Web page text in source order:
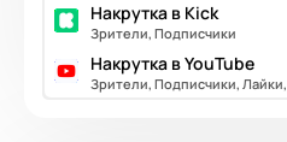
Накрутка в Kick
Зрители, Подписчики
Накрутка в YouTube
Зрители, Подписчики,